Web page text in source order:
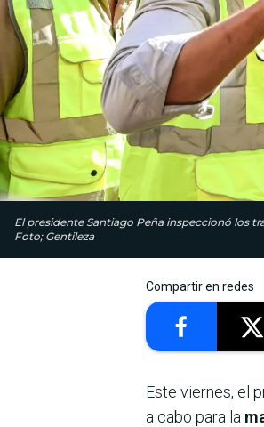
El presidente Santiago Peña inspeccionó los
Foto; Gentileza
Compartir en redes
Este viernes, el
a cabo para la